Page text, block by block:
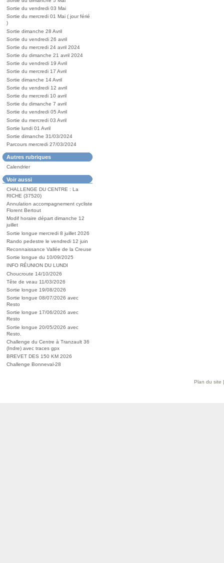
Sortie du vendredi 03 Mai
Sortie du mercredi 01 Mai ( jour férié
)
Sortie dimanche 28 Avril
Sortie du vendredi 26 avril
Sortie du mercredi 24 avril 2024
Sortie du dimanche 21 avril 2024
Sortie du vendredi 19 Avril
Sortie du mercredi 17 Avril
Sortie dimanche 14 Avril
Sortie du vendredi 12 avril
Sortie du mercredi 10 avril
Sortie du dimanche 7 avril
Sortie du vendredi 05 Avril
Sortie du mercredi 03 Avril
Sortie lundi 01 Avril
Sortie dimanche 31/03/2024
Parcours mercredi 27/03/2024
Autres rubriques
Calendrier
Voir aussi
CHALLENGE DU CENTRE : La
RICHE (37520)
Annulation accompagnement cycliste
Florent Bertout
Modif horaire départ dimanche 12
juillet
Sortie longue mercredi 8 juillet 2026
Rando pedestre le vendredi 12 juin
Reconnaissance Vallée de la Creuse
Sortie longue du 10/09/2025
INFO RÉUNION DU LUNDI
Choucroute 14/10/2026
Tête de veau 11/03/2026
Sortie longue 19/08/2026
Sortie longue 08/07/2026 avec
Resto
Sortie longue 17/06/2026 avec
Resto
Sortie longue 20/05/2026 avec
Resto.
Challenge du Centre à Tranzault 36
(Indre) avec traces gpx
BREVET DES 150 KM 2026
Challenge Bonneval-28
Plan du site